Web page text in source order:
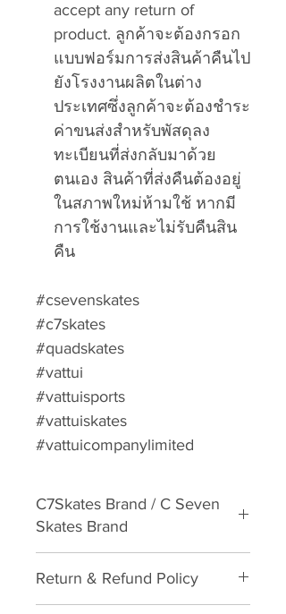
accept any return of
product. ลูกค้าจะต้องกรอก
แบบฟอร์มการส่งสินค้าคืนไป
ยังโรงงานผลิตในต่าง
ประเทศซึ่งลูกค้าจะต้องชำระ
ค่าขนส่งสำหรับพัสดุลง
ทะเบียนที่ส่งกลับมาด้วย
ตนเอง สินค้าที่ส่งคืนต้องอยู่
ในสภาพใหม่ห้ามใช้ หากมี
การใช้งานและไม่รับคืนสิน
คืน
#csevenskates
#c7skates
#quadskates
#vattui
#vattuisports
#vattuiskates
#vattuicompanylimited
C7Skates Brand / C Seven
Skates Brand
Return & Refund Policy